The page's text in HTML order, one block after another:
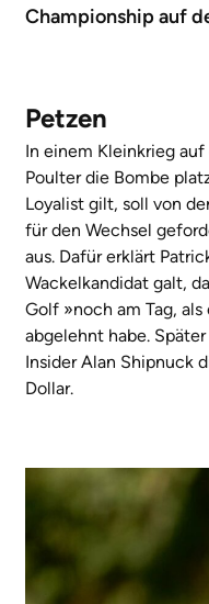
Championship auf
Petzen
In einem Kleinkrieg
Poulter die Bombe
Loyalist gilt, soll von
für den Wechsel
aus. Dafür erklärt
Wackelkandidat galt,
Golf »noch am Tag,
abgelehnt habe.
Insider Alan Shipnuck
Dollar.